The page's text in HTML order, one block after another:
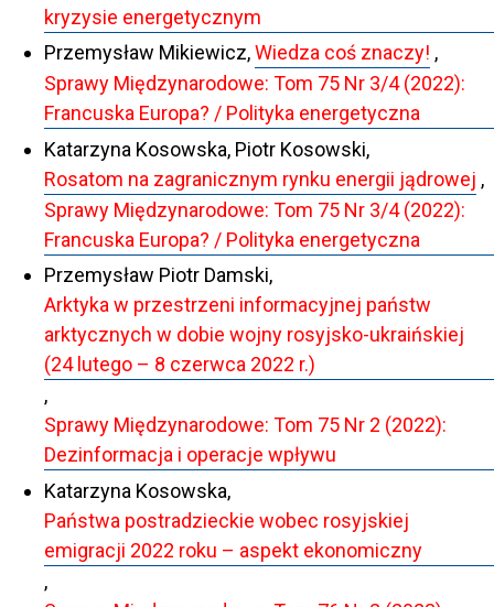
kryzysie energetycznym
Przemysław Mikiewicz,Wiedza coś znaczy! ,
Sprawy Międzynarodowe: Tom 75 Nr 3/4 (2022):
Francuska Europa? / Polityka energetyczna
Katarzyna Kosowska, Piotr Kosowski,
Rosatom na zagranicznym rynku energii jądrowej ,
Sprawy Międzynarodowe: Tom 75 Nr 3/4 (2022):
Francuska Europa? / Polityka energetyczna
Przemysław Piotr Damski,
Arktyka w przestrzeni informacyjnej państw
arktycznych w dobie wojny rosyjsko-ukraińskiej
(24 lutego – 8 czerwca 2022 r.)
,
Sprawy Międzynarodowe: Tom 75 Nr 2 (2022):
Dezinformacja i operacje wpływu
Katarzyna Kosowska,
Państwa postradzieckie wobec rosyjskiej
emigracji 2022 roku – aspekt ekonomiczny
,